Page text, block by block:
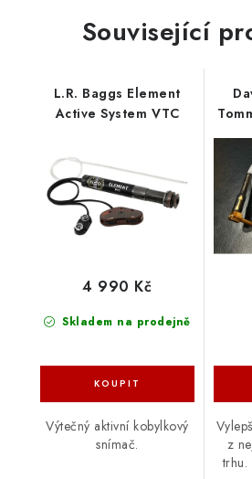
Související
L.R. Baggs Element
Active System VTC
Skladem na prodejně
4 990 Kč
Výtečný aktivní kobylkový
snímač.
z
trhu.